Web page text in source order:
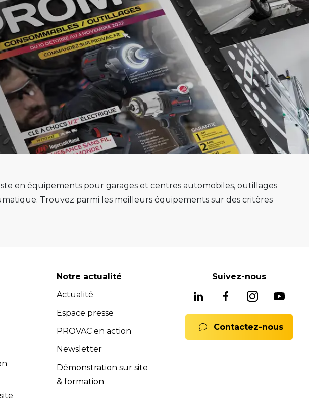
en équipements pour garages et centres automobiles, outillages
Trouvez parmi les meilleurs équipements sur des critères
la roue remplisse au mieux sa mission.
renommées, reconnues pour leur fiabilité, leur durabilité et
et propose une offre complète de services pour assurer
de garantie, contrats full service, formations). Notre équipe est
de garage. Nous sommes là pour vous conseiller et vous
équipes Provac commerciales et SAV sont à votre disposition pour
à toutes vos questions.
à la satisfaction clients.
aux exigences de la norme iso 9001:2015.
Notre actualité
Actualité
Espace presse
PROVAC en action
Newsletter
Démonstration sur site
& formation
Suivez-nous
Contactez-nous